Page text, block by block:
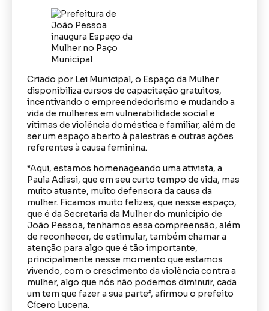
Criado por Lei Municipal, o Espaço da Mulher
disponibiliza cursos de capacitação gratuitos,
incentivando o empreendedorismo e mudando a
vida de mulheres em vulnerabilidade social e
vítimas de violência doméstica e familiar, além de
ser um espaço aberto à palestras e outras ações
referentes à causa feminina.
“Aqui, estamos homenageando uma ativista, a
Paula Adissi, que em seu curto tempo de vida, mas
muito atuante, muito defensora da causa da
mulher. Ficamos muito felizes, que nesse espaço,
que é da Secretaria da Mulher do município de
João Pessoa, tenhamos essa compreensão, além
de reconhecer, de estimular, também chamar a
atenção para algo que é tão importante,
principalmente nesse momento que estamos
vivendo, com o crescimento da violência contra a
mulher, algo que nós não podemos diminuir, cada
um tem que fazer a sua parte”, afirmou o prefeito
Cícero Lucena.